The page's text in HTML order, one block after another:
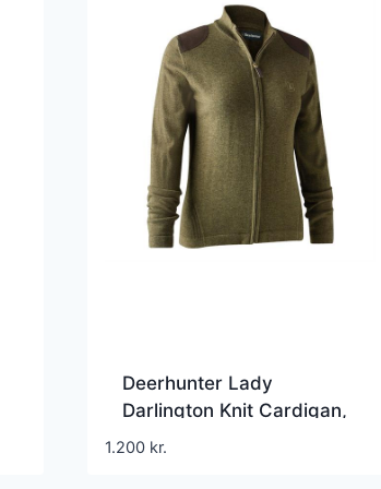
Deerhunter Lady
Darlington Knit Cardigan,
Cypress
1.200 kr.